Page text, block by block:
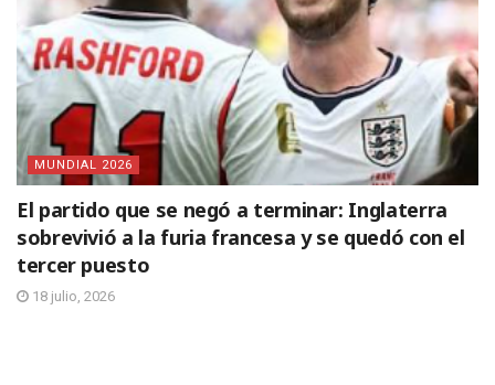
MUNDIAL 2026
El partido que se negó a terminar: Inglaterra
sobrevivió a la furia francesa y se quedó con el
tercer puesto
18 julio, 2026